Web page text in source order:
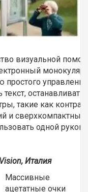
визуальной
такие как
и сверхкомпактный
одной рукой.
Италия
Массивные
ацетатные очки